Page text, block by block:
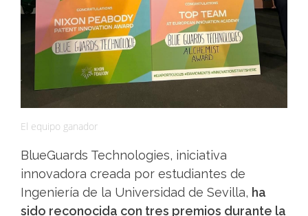
El equipo ganador
BlueGuards Technologies, iniciativa
innovadora creada por estudiantes de
Ingeniería de la Universidad de Sevilla, ha
sido reconocida con tres premios durante la